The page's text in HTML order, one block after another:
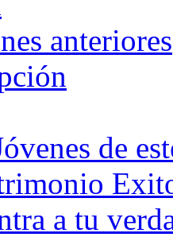
anteriores
de
a tu